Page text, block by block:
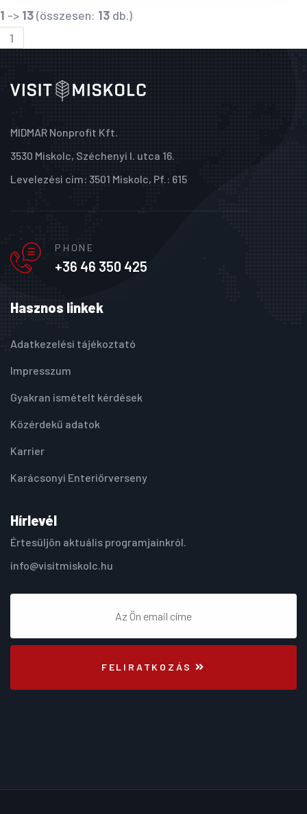
1 -> 13(összesen: 13 db.)
1
MIDMAR Nonprofit Kft.
3530 Miskolc, Széchenyi I. utca 16.
Levelezési cím: 3501 Miskolc, Pf.: 615
PHONE
+36 46 350 425
Hasznos linkek
Adatkezelési tájékoztató
Impresszum
Gyakran ismételt kérdések
Közérdekű adatok
Karrier
Karácsonyi Enteriőrverseny
Hírlevél
Értesüljön aktuális programjainkról.
info@visitmiskolc.hu
FELIRATKOZÁS